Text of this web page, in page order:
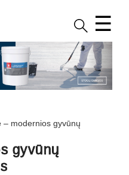
☰
– modernios gyvūnų
gyvūnų